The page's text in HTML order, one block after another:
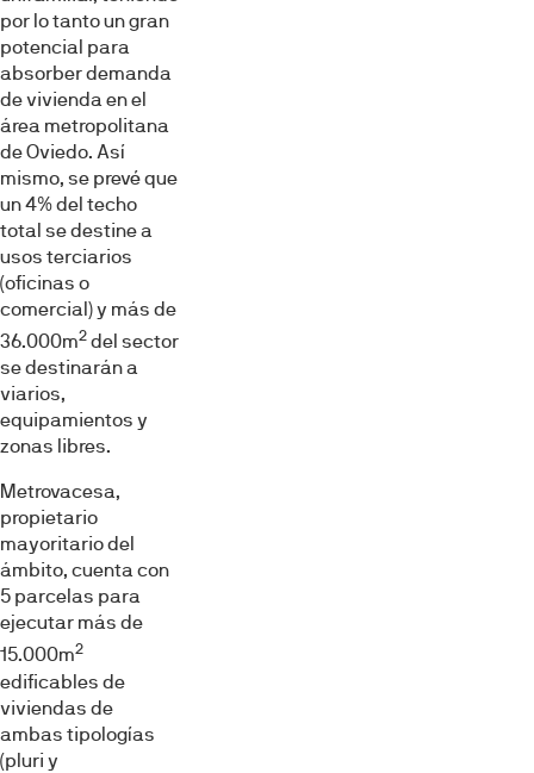
por lo tanto un gran
potencial para
absorber demanda
de vivienda en el
área metropolitana
de Oviedo. Así
mismo, se prevé que
un 4% del techo
total se destine a
usos terciarios
(oficinas o
comercial) y más de
36.000m2 del sector
se destinarán a
viarios,
equipamientos y
zonas libres.
Metrovacesa,
propietario
mayoritario del
ámbito, cuenta con
5 parcelas para
ejecutar más de
15.000m2
edificables de
viviendas de
ambas tipologías
(pluri y